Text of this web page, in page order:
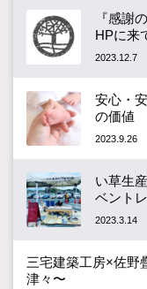
『感謝
HPに来
2023.12.7
安心・
の価値
2023.9.26
い草生
ベント
2023.3.14
三宅建築工房×佐野
津々〜